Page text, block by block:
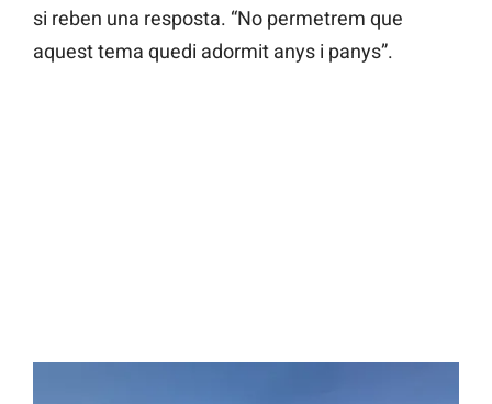
si reben una resposta. “No permetrem que
aquest tema quedi adormit anys i panys”.